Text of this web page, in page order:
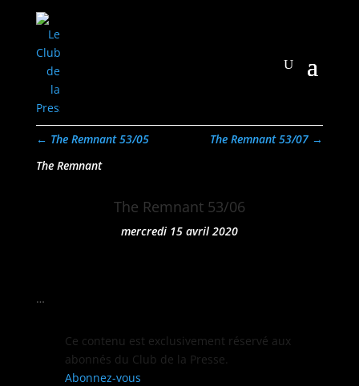
← The Remnant 53/05 The Remnant 53/07 →
The Remnant
The Remnant 53/06
mercredi 15 avril 2020
…
Ce con­tenu est exclu­sive­ment réservé aux
abon­nés du Club de la Presse.
Abon­nez-vous